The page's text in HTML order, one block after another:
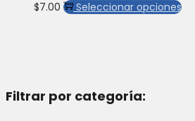
$7.00 Seleccionar opcionesEste
Filtrar por categoría: